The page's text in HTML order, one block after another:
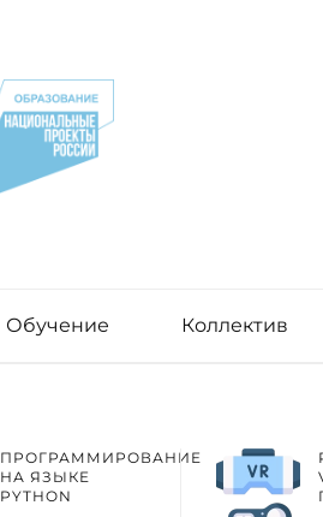
Обучение Коллектив
ПРОГРАММИРОВАНИЕ
НА ЯЗЫКЕ
PYTHON